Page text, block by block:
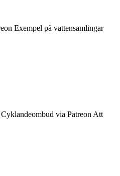
Exempel på vattensamlingar
via Patreon Att